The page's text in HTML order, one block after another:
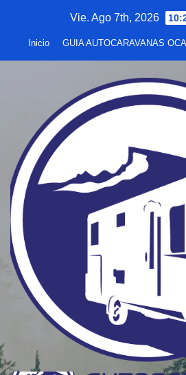
Vie. Ago 7th, 2026
Inicio GUIA AUTOCARAVANAS